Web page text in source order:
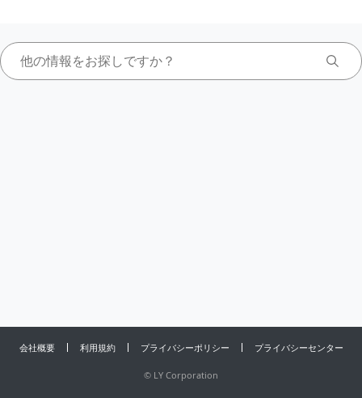
会社概要 利用規約 プライバシーポリシー プライバシーセンター
© LY Corporation